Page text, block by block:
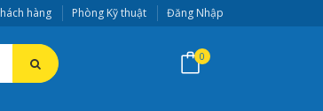
hàng Phòng Kỹ thuật Đăng Nhập
0